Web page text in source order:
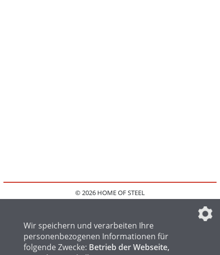
© 2026 HOME OF STEEL
IMPRESSUM
FAQ
DATENSCHUTZEINSTELLUNGEN
Wir speichern und verarbeiten Ihre
personenbezogenen Informationen für
folgende Zwecke: Betrieb der Webseite,